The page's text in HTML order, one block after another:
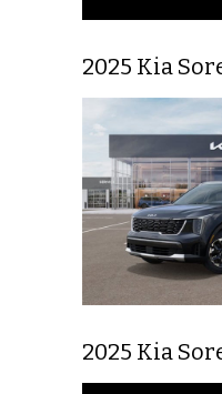
2025 Kia
2025 Kia